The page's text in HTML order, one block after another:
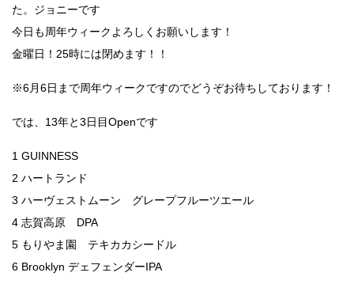
た。ジョニーです
今日も周年ウィークよろしくお願いします！
金曜日！25時には閉めます！！
※6月6日まで周年ウィークですのでどうぞお待ちしております！
では、13年と3日目Openです
1 GUINNESS
2 ハートランド
3 ハーヴェストムーン グレープフルーツエール
4 志賀高原 DPA
5 もりやま園 テキカカシードル
6 Brooklyn デェフェンダーIPA